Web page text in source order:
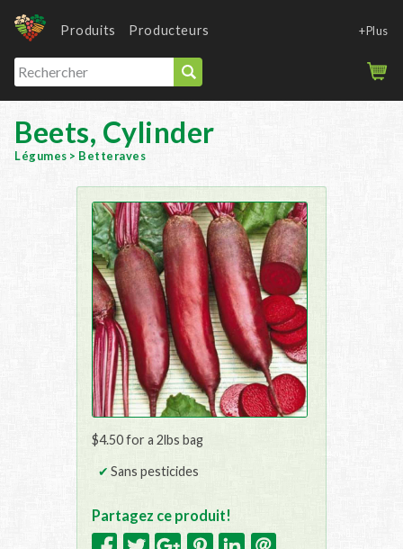
Produits Producteurs +Plus
Beets, Cylinder
Légumes > Betteraves
$4.50 for a 2lbs bag
Sans pesticides
Partagez ce produit!